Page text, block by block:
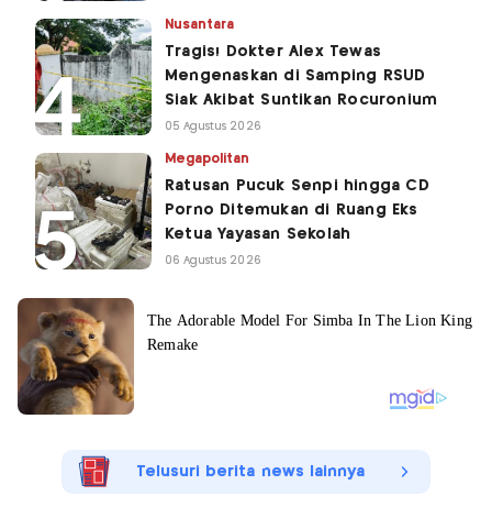
Nusantara
Tragis! Dokter Alex Tewas
Mengenaskan di Samping RSUD
Siak Akibat Suntikan Rocuronium
05 Agustus 2026
Megapolitan
Ratusan Pucuk Senpi hingga CD
Porno Ditemukan di Ruang Eks
Ketua Yayasan Sekolah
06 Agustus 2026
Telusuri berita news lainnya